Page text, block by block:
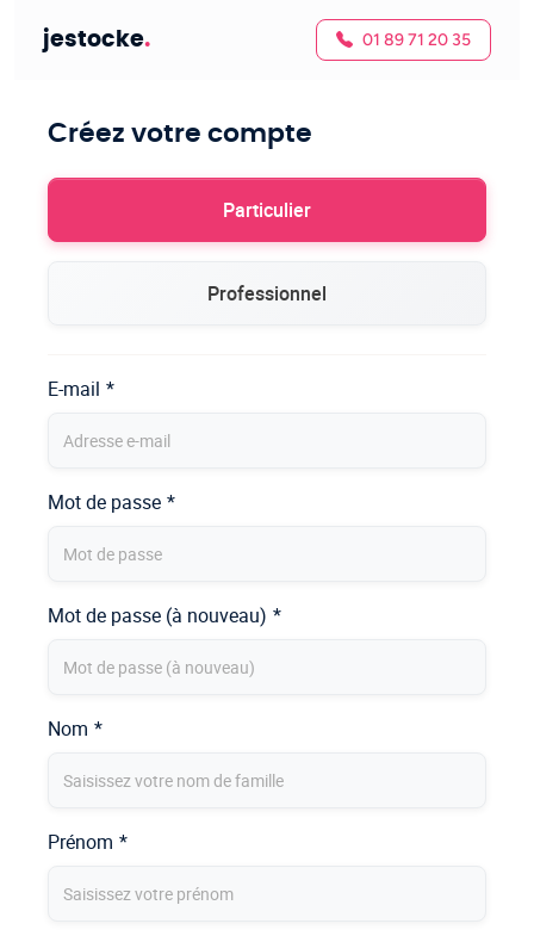
jestocke. 01 89 71 20 35
Créez votre compte
Particulier
Professionnel
E-mail *
Mot de passe *
Mot de passe (à nouveau) *
Nom *
Prénom *